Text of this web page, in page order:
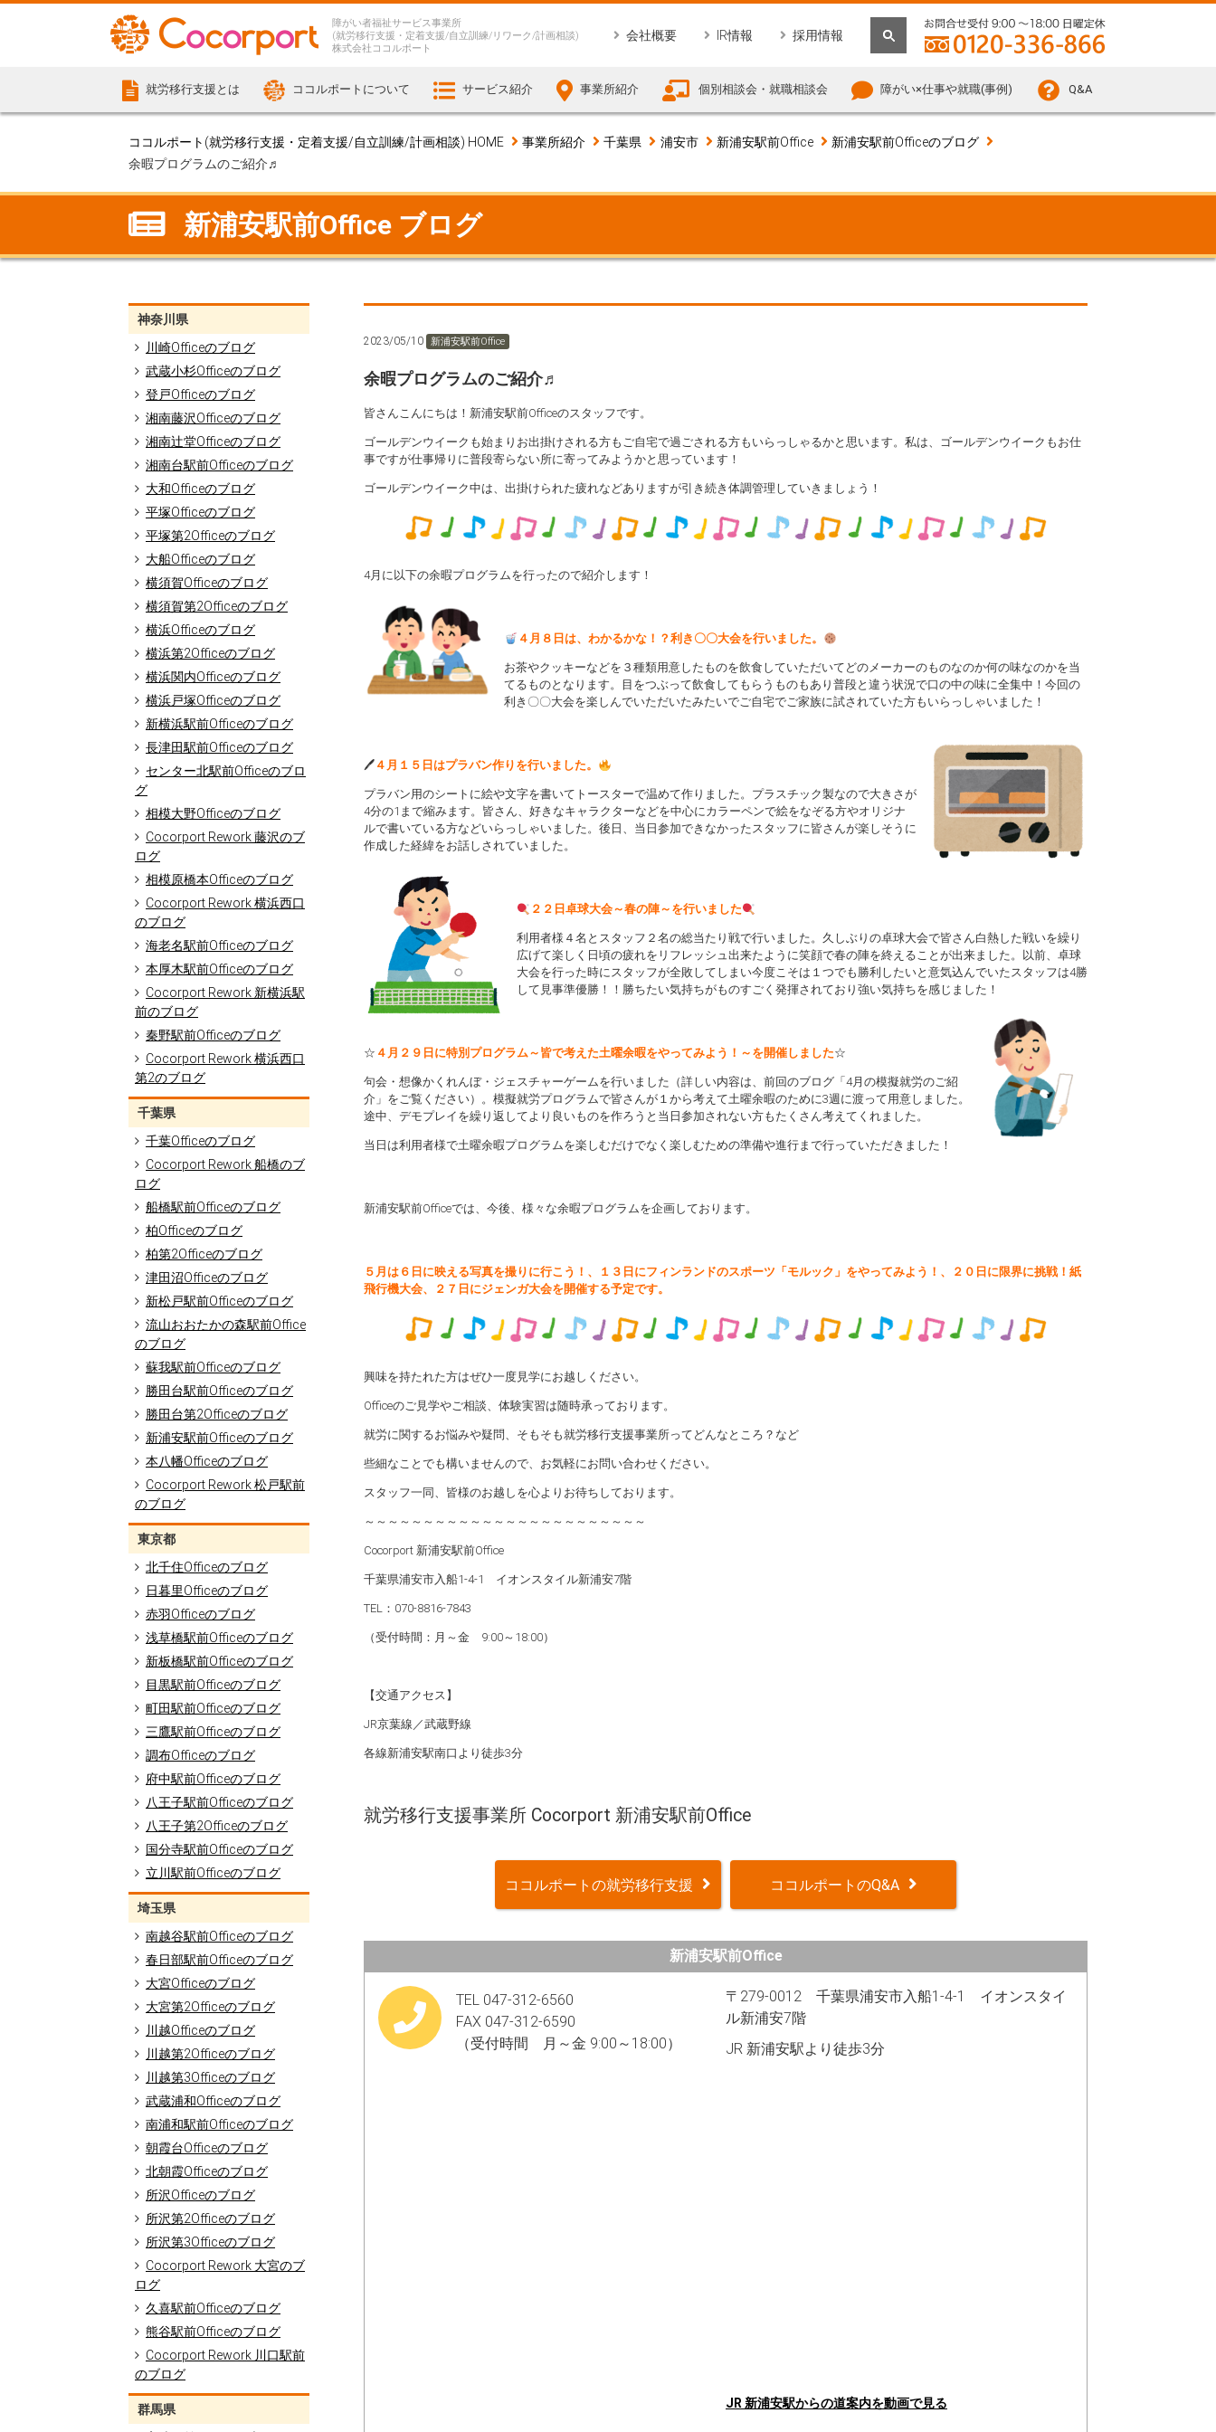
障がい者福祉サービス事業所
(就労移行支援・定着支援/自立訓練/リワーク/計画相談)
株式会社ココルポート
会社概要 IR情報 採用情報
就労移行支援とは ココルポートについて サービス紹介 事業所紹介 個別相談会・就職相談会 障がい×仕事や就職(事例) Q&A
ココルポート(就労移行支援・定着支援/自立訓練/計画相談) HOME 事業所紹介 千葉県 浦安市 新浦安駅前Office
新浦安駅前Officeのブログ
余暇プログラムのご紹介♬
新浦安駅前Office ブログ
神奈川県
川崎Officeのブログ
武蔵小杉Officeのブログ
登戸Officeのブログ
湘南藤沢Officeのブログ
湘南辻堂Officeのブログ
湘南台駅前Officeのブログ
大和Officeのブログ
平塚Officeのブログ
平塚第2Officeのブログ
大船Officeのブログ
横須賀Officeのブログ
横須賀第2Officeのブログ
横浜Officeのブログ
横浜第2Officeのブログ
横浜関内Officeのブログ
横浜戸塚Officeのブログ
新横浜駅前Officeのブログ
長津田駅前Officeのブログ
センター北駅前Officeのブロ
グ
相模大野Officeのブログ
Cocorport Rework 藤沢のブ
ログ
相模原橋本Officeのブログ
Cocorport Rework 横浜西口
のブログ
海老名駅前Officeのブログ
本厚木駅前Officeのブログ
Cocorport Rework 新横浜駅
前のブログ
秦野駅前Officeのブログ
Cocorport Rework 横浜西口
第2のブログ
千葉県
千葉Officeのブログ
Cocorport Rework 船橋のブ
ログ
船橋駅前Officeのブログ
柏Officeのブログ
柏第2Officeのブログ
津田沼Officeのブログ
新松戸駅前Officeのブログ
流山おおたかの森駅前Office
のブログ
蘇我駅前Officeのブログ
勝田台駅前Officeのブログ
勝田台第2Officeのブログ
新浦安駅前Officeのブログ
本八幡Officeのブログ
Cocorport Rework 松戸駅前
のブログ
東京都
北千住Officeのブログ
日暮里Officeのブログ
赤羽Officeのブログ
浅草橋駅前Officeのブログ
新板橋駅前Officeのブログ
目黒駅前Officeのブログ
町田駅前Officeのブログ
三鷹駅前Officeのブログ
調布Officeのブログ
府中駅前Officeのブログ
八王子駅前Officeのブログ
八王子第2Officeのブログ
国分寺駅前Officeのブログ
立川駅前Officeのブログ
埼玉県
南越谷駅前Officeのブログ
春日部駅前Officeのブログ
大宮Officeのブログ
大宮第2Officeのブログ
川越Officeのブログ
川越第2Officeのブログ
川越第3Officeのブログ
武蔵浦和Officeのブログ
南浦和駅前Officeのブログ
朝霞台Officeのブログ
北朝霞Officeのブログ
所沢Officeのブログ
所沢第2Officeのブログ
所沢第3Officeのブログ
Cocorport Rework 大宮のブ
ログ
久喜駅前Officeのブログ
熊谷駅前Officeのブログ
Cocorport Rework 川口駅前
のブログ
群馬県
2023/05/10 新浦安駅前Office
余暇プログラムのご紹介♬
皆さんこんにちは！新浦安駅前Officeのスタッフです。
ゴールデンウイークも始まりお出掛けされる方もご自宅で過ごされる方もいらっしゃるかと思います。私は、ゴールデンウイークもお仕
事ですが仕事帰りに普段寄らない所に寄ってみようかと思っています！
ゴールデンウイーク中は、出掛けられた疲れなどありますが引き続き体調管理していきましょう！
4月に以下の余暇プログラムを行ったので紹介します！
４月８日は、わかるかな！？利き〇〇大会を行いました。
お茶やクッキーなどを３種類用意したものを飲食していただいてどのメーカーのものなのか何の味なのかを当
てるものとなります。目をつぶって飲食してもらうものもあり普段と違う状況で口の中の味に全集中！今回の
利き〇〇大会を楽しんでいただいたみたいでご自宅でご家族に試されていた方もいらっしゃいました！
🖊 ４月１５日はプラバン作りを行いました。
プラバン用のシートに絵や文字を書いてトースターで温めて作りました。プラスチック製なので大きさが
4分の1まで縮みます。皆さん、好きなキャラクターなどを中心にカラーペンで絵をなぞる方やオリジナ
ルで書いている方などいらっしゃいました。後日、当日参加できなかったスタッフに皆さんが楽しそうに
作成した経緯をお話しされていました。
２２日卓球大会～春の陣～を行いました
利用者様４名とスタッフ２名の総当たり戦で行いました。久しぶりの卓球大会で皆さん白熱した戦いを繰り
広げて楽しく日頃の疲れをリフレッシュ出来たように笑顔で春の陣を終えることが出来ました。以前、卓球
大会を行った時にスタッフが全敗してしまい今度こそは１つでも勝利したいと意気込んでいたスタッフは4勝
して見事準優勝！！勝ちたい気持ちがものすごく発揮されており強い気持ちを感じました！
☆ ４月２９日に特別プログラム～皆で考えた土曜余暇をやってみよう！～を開催しました☆
句会・想像かくれんぼ・ジェスチャーゲームを行いました（詳しい内容は、前回のブログ「4月の模擬就労のご紹
介」をご覧ください）。模擬就労プログラムで皆さんが１から考えて土曜余暇のために3週に渡って用意しました。
途中、デモプレイを繰り返してより良いものを作ろうと当日参加されない方もたくさん考えてくれました。
当日は利用者様で土曜余暇プログラムを楽しむだけでなく楽しむための準備や進行まで行っていただきました！
新浦安駅前Officeでは、今後、様々な余暇プログラムを企画しております。
５月は６日に映える写真を撮りに行こう！、１３日にフィンランドのスポーツ「モルック」をやってみよう！、２０日に限界に挑戦！紙
飛行機大会、２７日にジェンガ大会を開催する予定です。
興味を持たれた方はぜひ一度見学にお越しください。
Officeのご見学やご相談、体験実習は随時承っております。
就労に関するお悩みや疑問、そもそも就労移行支援事業所ってどんなところ？など
些細なことでも構いませんので、お気軽にお問い合わせください。
スタッフ一同、皆様のお越しを心よりお待ちしております。
～～～～～～～～～～～～～～～～～～～～～～～～
Cocorport 新浦安駅前Office
千葉県浦安市入船1-4-1 イオンスタイル新浦安7階
TEL：070-8816-7843
（受付時間：月～金 9:00～18:00）
【交通アクセス】
JR京葉線／武蔵野線
各線新浦安駅南口より徒歩3分
就労移行支援事業所 Cocorport 新浦安駅前Office
ココルポートの就労移行支援 ココルポートのQ&A
新浦安駅前Office
TEL 047-312-6560
FAX 047-312-6590
（受付時間 月～金 9:00～18:00）
〒279-0012 千葉県浦安市入船1-4-1 イオンスタイ
ル新浦安7階​
JR 新浦安駅より徒歩3分
JR 新浦安駅からの道案内を動画で見る